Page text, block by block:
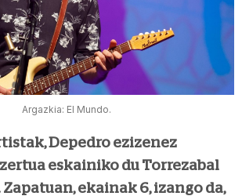
Argazkia: El Mundo.
Depedro ezizenez
eskainiko du Torrezabal
ekainak 6, izango da,